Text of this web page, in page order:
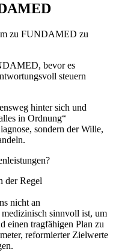
zu FUNDAMED zu
bevor es
steuern
hinter sich und
in Ordnung“
sondern der Wille,
der Regel
nicht an
medizinisch sinnvoll ist, um
einen tragfähigen Plan zu
reformierter Zielwerte